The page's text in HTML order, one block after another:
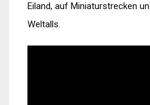
Eiland, auf Miniaturstrecken
Weltalls.